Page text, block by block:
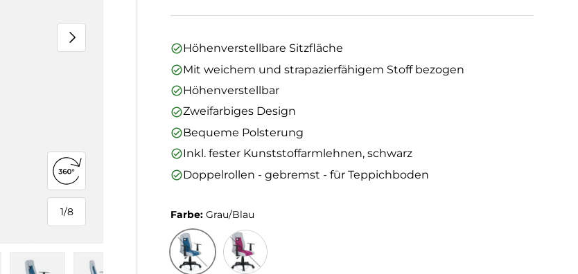
1/
von
8
Nächste
360°-Ansicht öffnen
Höhenverstellbare Sitzfläche
Mit weichem und strapazierfähigem Stoff bezogen
Höhenverstellbar
Zweifarbiges Design
Bequeme Polsterung
Inkl. fester Kunststoffarmlehnen, schwarz
Doppelrollen - gebremst - für Teppichboden
Farbe:Grau/Blau